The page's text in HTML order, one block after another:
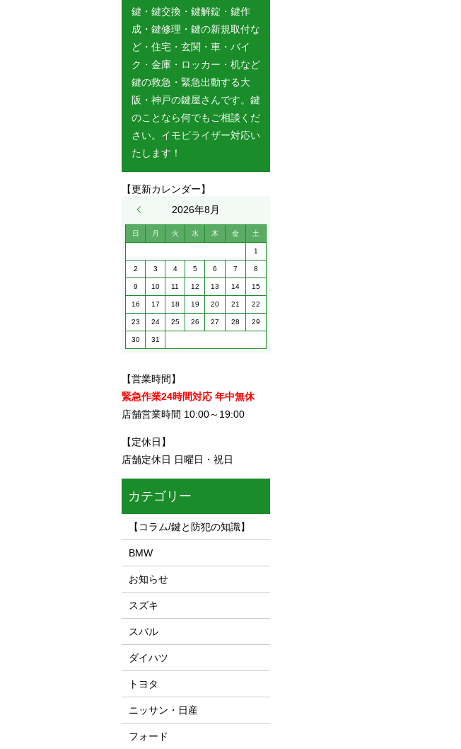
鍵・鍵交換・鍵解錠・鍵作
成・鍵修理・鍵の新規取付な
ど・住宅・玄関・車・バイ
ク・金庫・ロッカー・机など
鍵の救急・緊急出動する大
阪・神戸の鍵屋さんです。鍵
のことなら何でもご相談くだ
さい。イモビライザー対応い
たします！
【更新カレンダー】
2026年8月
日 月 火 水 木 金 土
1
2 3 4 5 6 7 8
9 10 11 12 13 14 15
16 17 18 19 20 21 22
23 24 25 26 27 28 29
30 31
【営業時間】
緊急作業24時間対応 年中無休
店舗営業時間 10:00～19:00
【定休日】
店舗定休日 日曜日・祝日
カテゴリー
【コラム/鍵と防犯の知識】
BMW
お知らせ
スズキ
スバル
ダイハツ
トヨタ
ニッサン・日産
フォード